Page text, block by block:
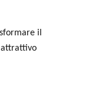
il
attrattivo